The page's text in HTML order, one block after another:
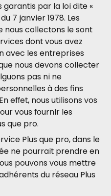
garantis par la loi dite «
7 janvier 1978. Les
nous collectons le sont
dont vous avez
avec les entreprises
nous devons collecter
pas ni ne
à des fins
effet, nous utilisons vos
vous fournir les
que pro.
Plus que pro, dans le
ne pourrait prendre en
pouvons vous mettre
du réseau Plus